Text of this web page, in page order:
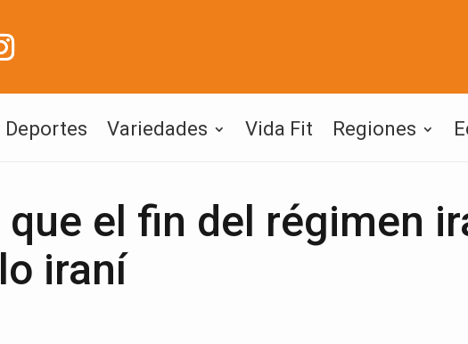
Deportes Variedades Vida Fit Regiones
el fin del régimen
iraní